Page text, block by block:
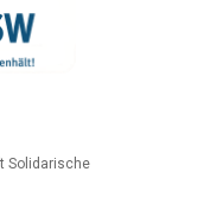
Solidarische